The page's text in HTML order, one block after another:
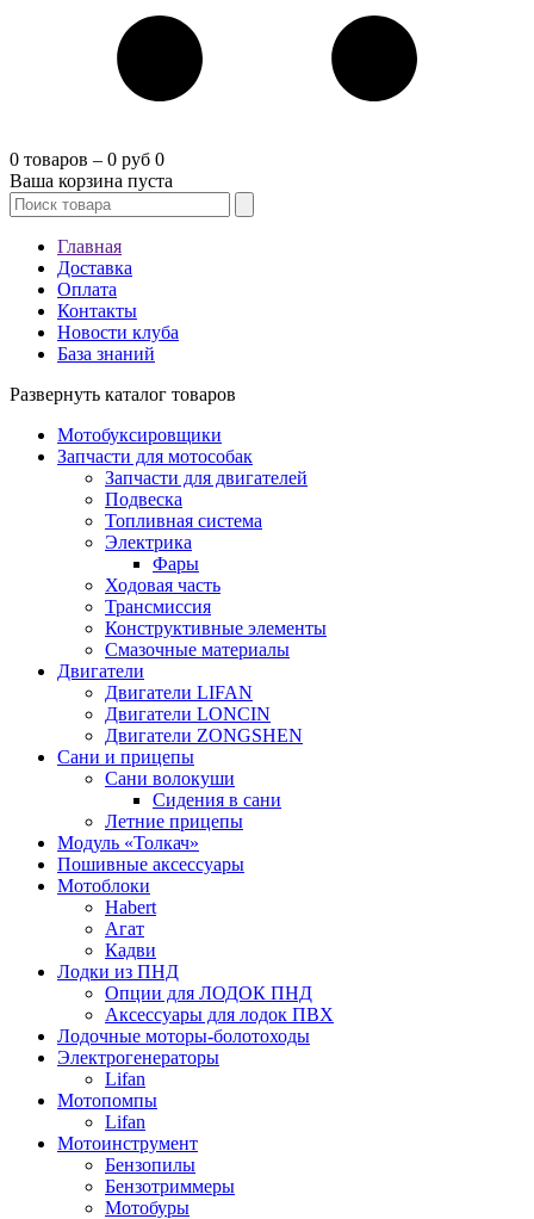
0 товаров – 0 руб 0
Ваша корзина пуста
Главная
Доставка
Оплата
Контакты
Новости клуба
База знаний
Развернуть каталог товаров
Мотобуксировщики
Запчасти для мотособак
Запчасти для двигателей
Подвеска
Топливная система
Электрика
Фары
Ходовая часть
Трансмиссия
Конструктивные элементы
Смазочные материалы
Двигатели
Двигатели LIFAN
Двигатели LONCIN
Двигатели ZONGSHEN
Сани и прицепы
Сани волокуши
Сидения в сани
Летние прицепы
Модуль «Толкач»
Пошивные аксессуары
Мотоблоки
Habert
Агат
Кадви
Лодки из ПНД
Опции для ЛОДОК ПНД
Аксессуары для лодок ПВХ
Лодочные моторы-болотоходы
Электрогенераторы
Lifan
Мотопомпы
Lifan
Мотоинструмент
Бензопилы
Бензотриммеры
Мотобуры